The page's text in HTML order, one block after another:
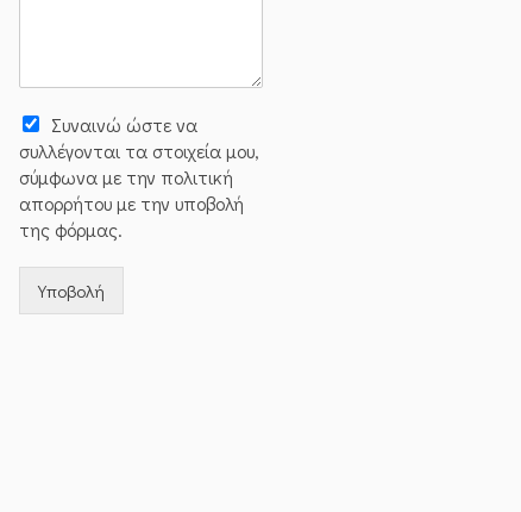
Συναινώ ώστε να
συλλέγoνται τα στοιχεία μου,
σύμφωνα με την πολιτική
απορρήτου με την υποβολή
της φόρμας.
Υποβολή